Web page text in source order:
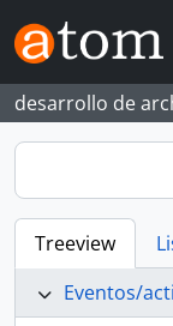
Skip to main content
desarrollo de
Treeview
Eventos/